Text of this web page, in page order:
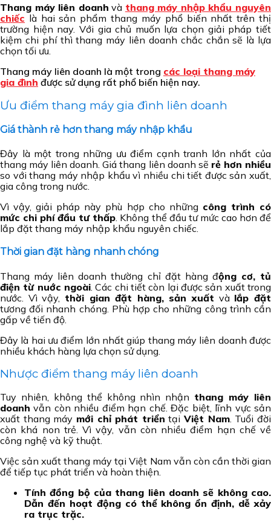
Thang máy liên doanh và thang máy nhập khẩu nguyên
chiếc là hai sản phẩm thang máy phổ biến nhất trên thị
trường hiện nay. Với gia chủ muốn lựa chọn giải pháp tiết
kiệm chi phí thì thang máy liên doanh chắc chắn sẽ là lựa
chọn tối ưu.
Thang máy liên doanh là một trong các loại thang máy
gia đình được sử dụng rất phổ biến hiện nay.
Ưu điểm thang máy gia đình liên doanh
Giá thành rẻ hơn thang máy nhập khẩu
Đây là một trong những ưu điểm cạnh tranh lớn nhất của
thang máy liên doanh. Giá thang liên doanh sẽ rẻ hơn nhiều
so với thang máy nhập khẩu vì nhiều chi tiết được sản xuất,
gia công trong nước.
Vì vậy, giải pháp này phù hợp cho những công trình có
mức chi phí đầu tư thấp. Không thể đầu tư mức cao hơn để
lắp đặt thang máy nhập khẩu nguyên chiếc.
Thời gian đặt hàng nhanh chóng
Thang máy liên doanh thường chỉ đặt hàng động cơ, tủ
điện từ nuớc ngoài . Các chi tiết còn lại được sản xuất trong
nước. Vì vậy, thời gian đặt hàng, sản xuất và lắp đặt
tương đối nhanh chóng. Phù hợp cho những công trình cần
gấp về tiến độ.
Đây là hai ưu điểm lớn nhất giúp thang máy liên doanh được
nhiều khách hàng lựa chọn sử dụng.
Nhược điểm thang máy liên doanh
Tuy nhiên, không thể không nhìn nhận thang máy liên
doanh vẫn còn nhiều điểm hạn chế. Đặc biệt, lĩnh vực sản
xuất thang máy mới chỉ phát triển tạiViệt Nam. Tuổi đời
còn khá non trẻ. Vì vậy, vẫn còn nhiều điểm hạn chế về
công nghệ và kỹ thuật.
Việc sản xuất thang máy tại Việt Nam vẫn còn cần thời gian
để tiếp tục phát triển và hoàn thiện.
Tính đồng bộ của thang liên doanh sẽ không cao.
Dẫn đến hoạt động có thể không ổn định, dễ xảy
ra trục trặc.